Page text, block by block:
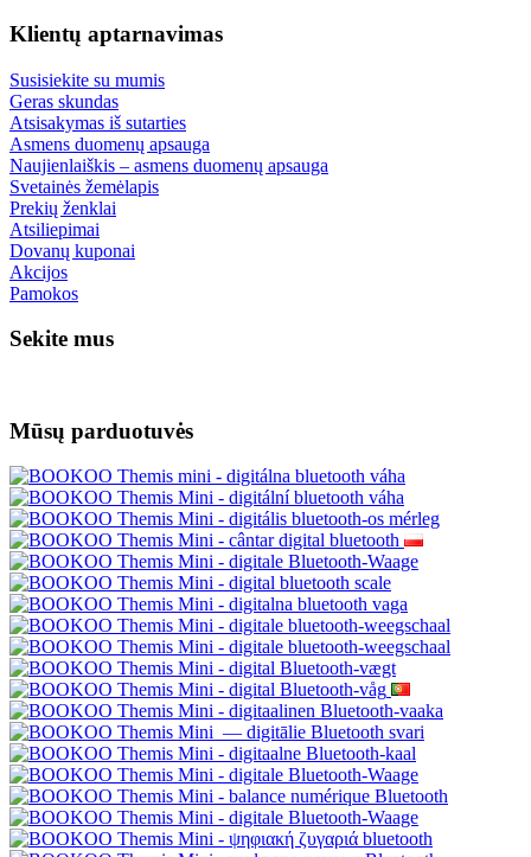
Klientų aptarnavimas
Susisiekite su mumis
Geras skundas
Atsisakymas iš sutarties
Asmens duomenų apsauga
Naujienlaiškis – asmens duomenų apsauga
Svetainės žemėlapis
Prekių ženklai
Atsiliepimai
Dovanų kuponai
Akcijos
Pamokos
Sekite mus
Mūsų parduotuvės